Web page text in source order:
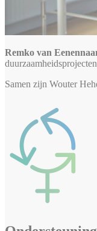
Remko van
Samen zijn Wouter